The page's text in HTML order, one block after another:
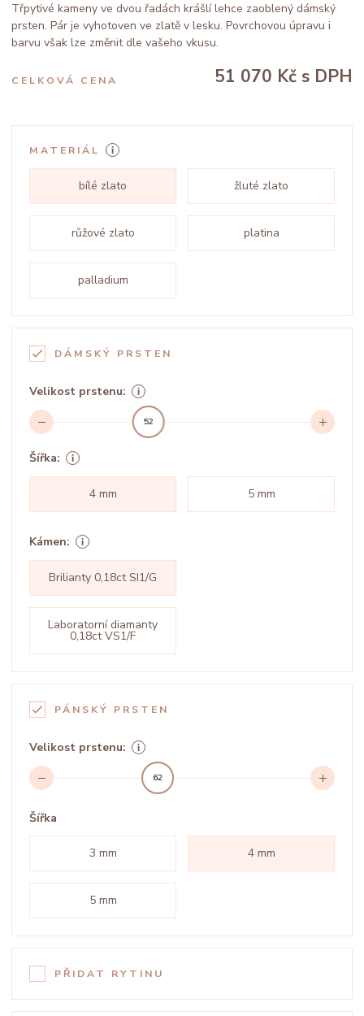
Třpytivé kameny ve dvou řadách krášlí lehce zaoblený dámský
prsten. Pár je vyhotoven ve zlatě v lesku. Povrchovou úpravu i
barvu však lze změnit dle vašeho vkusu.
CELKOVÁ CENA 51 070 Kč s DPH
MATERIÁL
bílé zlato žluté zlato
růžové zlato platina
palladium
DÁMSKÝ PRSTEN
Velikost prstenu:
52
Šířka:
4 mm 5 mm
Kámen:
Brilianty 0,18ct SI1/G
Laboratorní diamanty
0,18ct VS1/F
PÁNSKÝ PRSTEN
Velikost prstenu:
62
Šířka
3 mm 4 mm
5 mm
PŘIDAT RYTINU